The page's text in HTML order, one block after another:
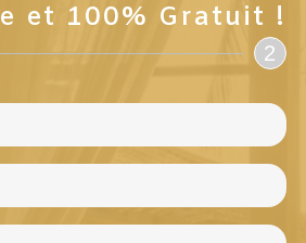
et 100% Gratuit !
2